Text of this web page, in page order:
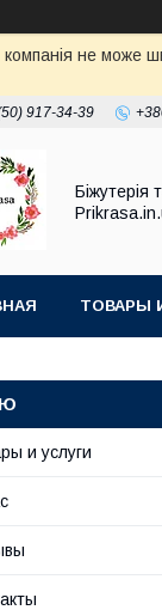
не може
917-34-39
Біжутерія
ТОВАРЫ
и услуги